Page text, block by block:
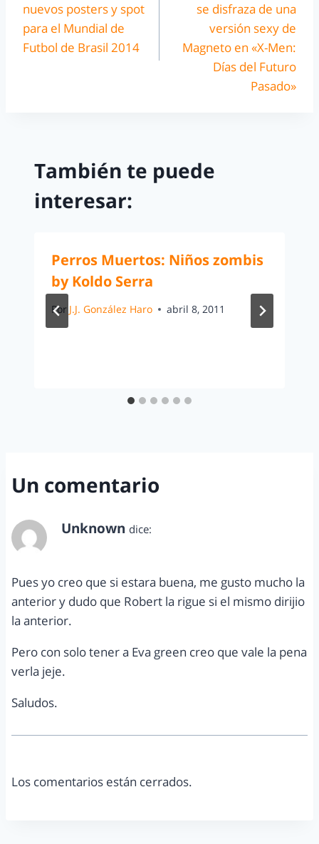
nuevos posters y spot
para el Mundial de
Futbol de Brasil 2014
se disfraza de una
versión sexy de
Magneto en «X-Men:
Días del Futuro
Pasado»
También te puede
interesar:
Perros Muertos: Niños zombis
by Koldo Serra
Por J.J. González Haro abril 8, 2011
Un comentario
Unknown dice:
Pues yo creo que si estara buena, me gusto mucho la
anterior y dudo que Robert la rigue si el mismo dirijio
la anterior.
Pero con solo tener a Eva green creo que vale la pena
verla jeje.
Saludos.
Los comentarios están cerrados.